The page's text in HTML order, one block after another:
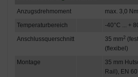
Anzugsdrehmoment
max. 3,0 Nm
Temperaturbereich
-40°C ... +
Anschlussquerschnitt
35 mm 2
(flexibel)
Montage
35 mm
Rail), EN